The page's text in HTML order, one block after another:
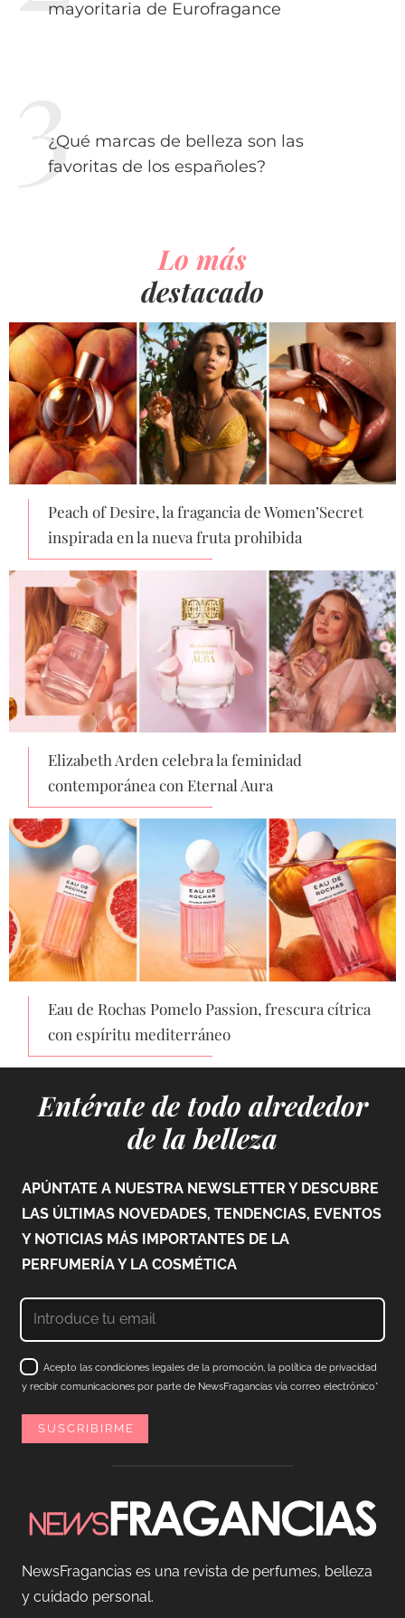
mayoritaria de Eurofragance
¿Qué marcas de belleza son las
favoritas de los españoles?
Lo más
destacado
Peach of Desire, la fragancia de Women’Secret
inspirada en la nueva fruta prohibida
Elizabeth Arden celebra la feminidad
contemporánea con Eternal Aura
Eau de Rochas Pomelo Passion, frescura cítrica
con espíritu mediterráneo
Entérate de todo alrededor
de la belleza
APÚNTATE A NUESTRA NEWSLETTER Y DESCUBRE
LAS ÚLTIMAS NOVEDADES, TENDENCIAS, EVENTOS
Y NOTICIAS MÁS IMPORTANTES DE LA
PERFUMERÍA Y LA COSMÉTICA
Acepto las condiciones legales de la promoción, la política de privacidad
y recibir comunicaciones por parte de NewsFragancias vía correo electrónico*
NewsFragancias es una revista de perfumes, belleza
y cuidado personal.